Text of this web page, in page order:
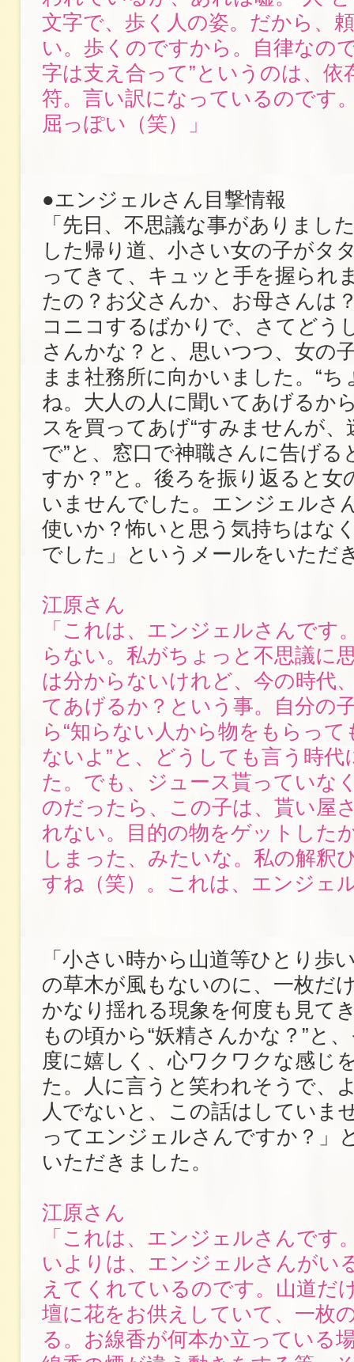
文字で、歩く人の姿。だから、
い。歩くのですから。自律なの
字は支え合って”というのは、依
符。言い訳になっているのです
屈っぽい（笑）」
●エンジェルさん目撃情報
「先日、不思議な事がありまし
した帰り道、小さい女の子がタ
ってきて、キュッと手を握られ
たの？お父さんか、お母さんは
コニコするばかりで、さてどう
さんかな？と、思いつつ、女の
まま社務所に向かいました。“
ね。大人の人に聞いてあげるか
スを買ってあげ“すみませんが
で”と、窓口で神職さんに告げる
すか？”と。後ろを振り返ると女
いませんでした。エンジェルさ
使いか？怖いと思う気持ちはな
でした」というメールをいただ
江原さん
「これは、エンジェルさんです
らない。私がちょっと不思議に
は分からないけれど、今の時代
てあげるか？という事。自分の
ら“知らない人から物をもらっ
ないよ”と、どうしても言う時
た。でも、ジュース貰っていな
のだったら、この子は、貰い屋
れない。目的の物をゲットした
しまった、みたいな。私の解釈
すね（笑）。これは、エンジェ
「小さい時から山道等ひとり歩
の草木が風もないのに、一枚だ
かなり揺れる現象を何度も見て
もの頃から“妖精さんかな？”と
度に嬉しく、心ワクワクな感じ
た。人に言うと笑われそうで、
人でないと、この話はしていま
ってエンジェルさんですか？」
いただきました。
江原さん
「これは、エンジェルさんです
いよりは、エンジェルさんがい
えてくれているのです。山道だ
壇に花をお供えしていて、一枚
る。お線香が何本か立っている